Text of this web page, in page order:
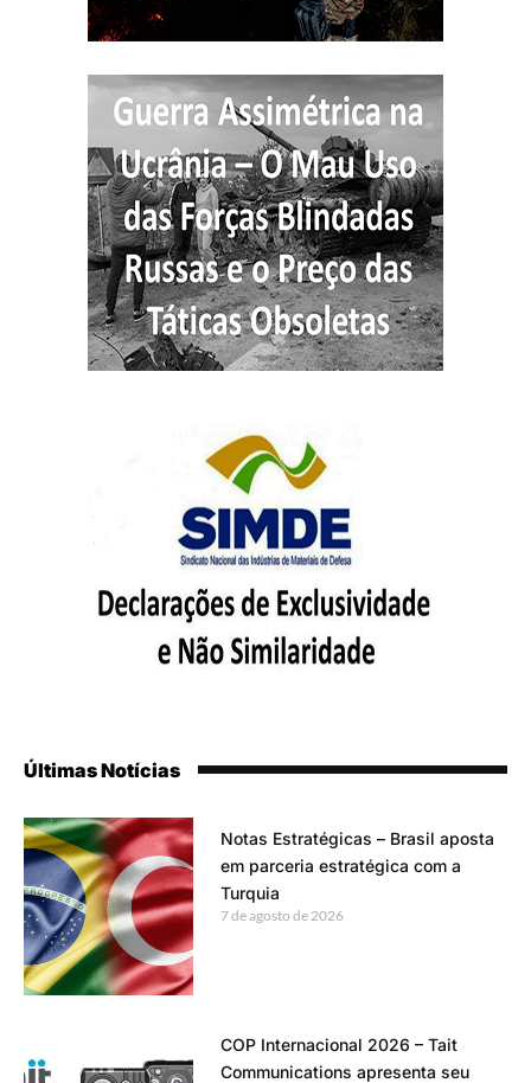
Últimas Notícias
Notas Estratégicas – Brasil aposta
em parceria estratégica com a
Turquia
7 de agosto de 2026
COP Internacional 2026 – Tait
Communications apresenta seu